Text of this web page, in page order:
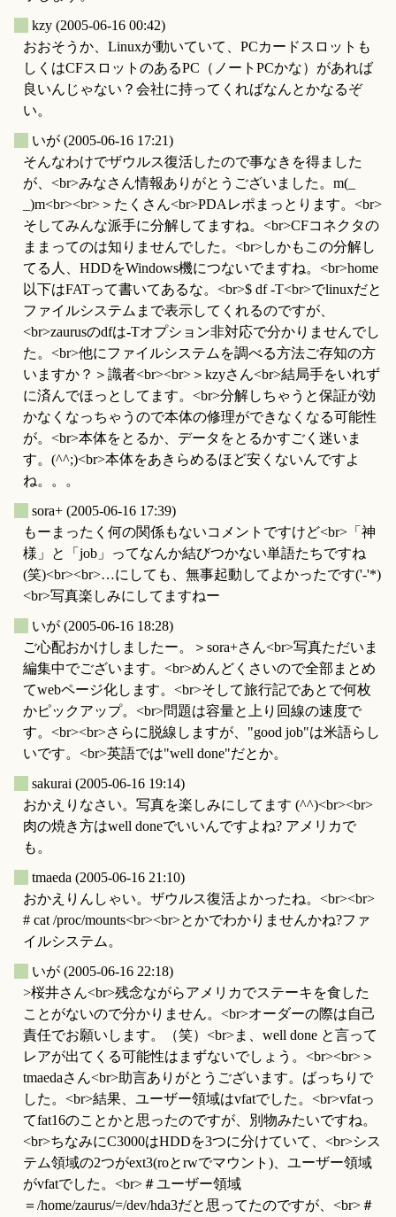
kzy (2005-06-16 00:42)
おおそうか、Linuxが動いていて、PCカードスロットも
しくはCFスロットのあるPC（ノートPCかな）があれば
良いんじゃない？会社に持ってくればなんとかなるぞ
い。
いが (2005-06-16 17:21)
そんなわけでザウルス復活したので事なきを得ました
が、<br>みなさん情報ありがとうございました。m(_
_)m<br><br>＞たくさん<br>PDAレポまっとります。<br>
そしてみんな派手に分解してますね。<br>CFコネクタの
ままってのは知りませんでした。<br>しかもこの分解し
てる人、HDDをWindows機につないでますね。<br>home
以下はFATって書いてあるな。<br>$ df -T<br>でlinuxだと
ファイルシステムまで表示してくれるのですが、
<br>zaurusのdfは-Tオプション非対応で分かりませんでし
た。<br>他にファイルシステムを調べる方法ご存知の方
いますか？＞識者<br><br>＞kzyさん<br>結局手をいれず
に済んでほっとしてます。<br>分解しちゃうと保証が効
かなくなっちゃうので本体の修理ができなくなる可能性
が。<br>本体をとるか、データをとるかすごく迷いま
す。(^^;)<br>本体をあきらめるほど安くないんですよ
ね。。。
sora+ (2005-06-16 17:39)
もーまったく何の関係もないコメントですけど<br>「神
様」と「job」ってなんか結びつかない単語たちですね
(笑)<br><br>…にしても、無事起動してよかったです('-'*)
<br>写真楽しみにしてますねー
いが (2005-06-16 18:28)
ご心配おかけしましたー。＞sora+さん<br>写真ただいま
編集中でございます。<br>めんどくさいので全部まとめ
てwebページ化します。<br>そして旅行記であとで何枚
かピックアップ。<br>問題は容量と上り回線の速度で
す。<br><br>さらに脱線しますが、"good job"は米語らし
いです。<br>英語では"well done"だとか。
sakurai (2005-06-16 19:14)
おかえりなさい。写真を楽しみにしてます (^^)<br><br>
肉の焼き方はwell doneでいいんですよね? アメリカで
も。
tmaeda (2005-06-16 21:10)
おかえりんしゃい。ザウルス復活よかったね。<br><br>
# cat /proc/mounts<br><br>とかでわかりませんかね?ファ
イルシステム。
いが (2005-06-16 22:18)
>桜井さん<br>残念ながらアメリカでステーキを食した
ことがないので分かりません。<br>オーダーの際は自己
責任でお願いします。（笑）<br>ま、well done と言って
レアが出てくる可能性はまずないでしょう。<br><br>＞
tmaedaさん<br>助言ありがとうございます。ばっちりで
した。<br>結果、ユーザー領域はvfatでした。<br>vfatっ
てfat16のことかと思ったのですが、別物みたいですね。
<br>ちなみにC3000はHDDを3つに分けていて、<br>シス
テム領域の2つがext3(roとrwでマウント)、ユーザー領域
がvfatでした。<br>＃ユーザー領域
＝/home/zaurus/=/dev/hda3だと思ってたのですが、<br>＃